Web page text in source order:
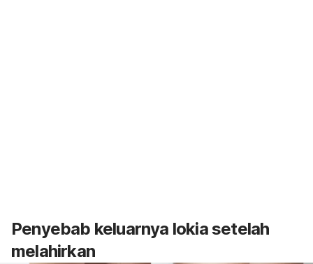
Penyebab keluarnya lokia setelah
melahirkan